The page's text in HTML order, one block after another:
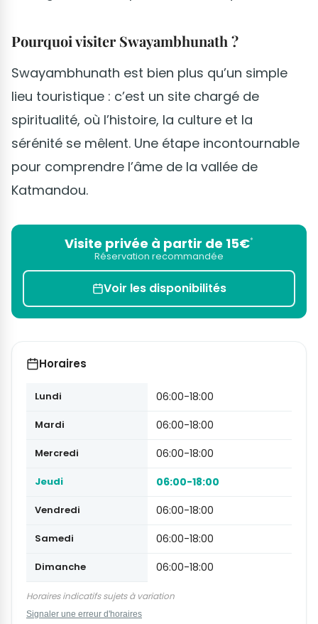
Pourquoi visiter Swayambhunath ?
Swayambhunath est bien plus qu’un simple
lieu touristique : c’est un site chargé de
spiritualité, où l’histoire, la culture et la
sérénité se mêlent. Une étape incontournable
pour comprendre l’âme de la vallée de
Katmandou.
Visite privée à partir de 15€*
Réservation recommandée
Voir les disponibilités
Horaires
Lundi 06:00-18:00
Mardi 06:00-18:00
Mercredi 06:00-18:00
Jeudi 06:00-18:00
Vendredi 06:00-18:00
Samedi 06:00-18:00
Dimanche 06:00-18:00
Horaires indicatifs sujets à variation
Signaler une erreur d'horaires